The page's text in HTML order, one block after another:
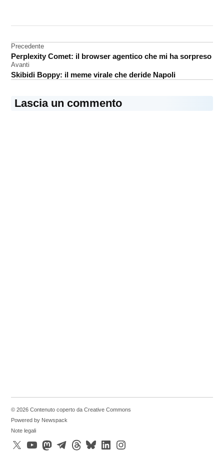
garanzia
Apple
protezione
Navigazione
articoli
Precedente
Perplexity Comet: il browser agentico che mi ha sorpreso
Avanti
Skibidi Boppy: il meme virale che deride Napoli
Lascia un commento
© 2026 Contenuto coperto da Creative Commons
Powered by Newspack
Note legali
X
YouTubeMastodonTelegramThreadsBlueskyLinkedInInstagram